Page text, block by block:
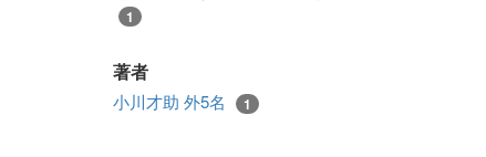
1
著者
小川才助 外5名 1